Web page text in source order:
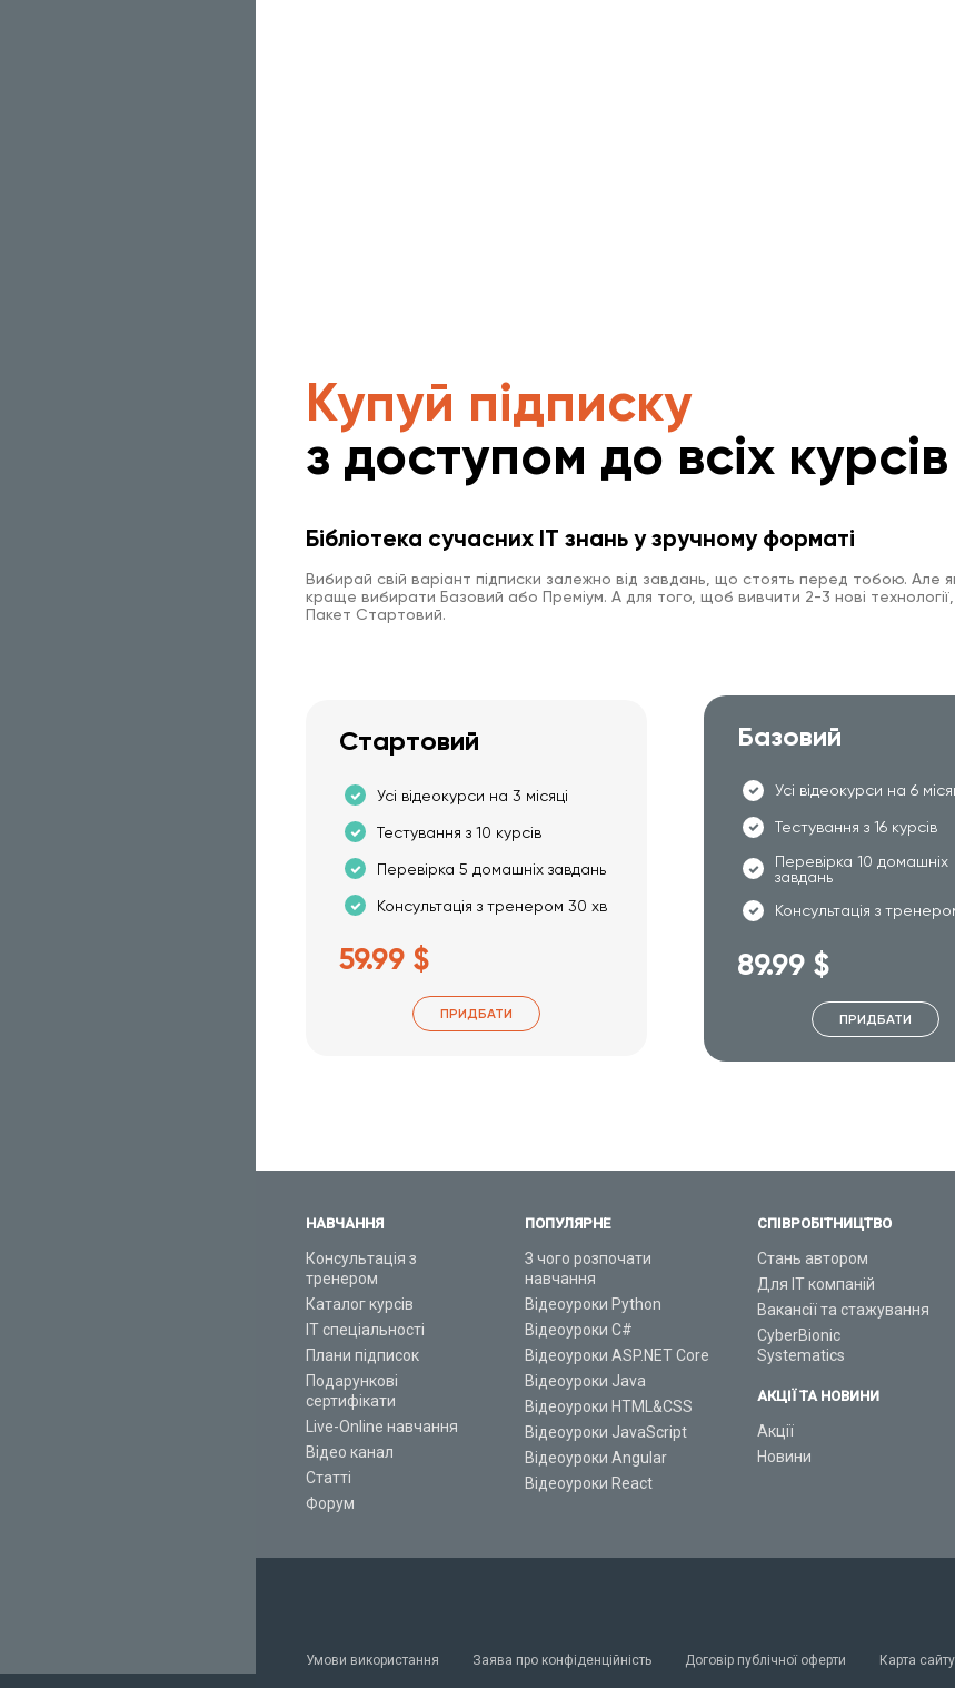
Купуй підписку
з доступом до всіх
Бібліотека сучасних IT знань у зручному форматі
Вибирай свій варіант підписки залежно від завдань, що стоять перед тобою. Але
краще вибирати Базовий або Преміум. А для того, щоб вивчити 2-3 нові
Пакет Стартовий.
Стартовий
Усі відеокурси на 3 місяці
Тестування з 10 курсів
Перевірка 5 домашніх завдань
Консультація з тренером 30 хв
59.99 $
ПРИДБАТИ
Базовий
Усі відеокурси на 6
Тестування з 16 курсів
Перевірка 10 домашніх
завдань
Консультація з
89.99 $
ПРИДБАТИ
НАВЧАННЯ
Консультація з
тренером
Каталог курсів
ІТ спеціальності
Плани підписок
Подарункові
сертифікати
Live-Online навчання
Відео канал
Статті
Форум
ПОПУЛЯРНЕ
З чого розпочати
навчання
Відеоуроки Python
Відеоуроки C#
Відеоуроки ASP.NET Core
Відеоуроки Java
Відеоуроки HTML&CSS
Відеоуроки JavaScript
Відеоуроки Angular
Відеоуроки React
СПІВРОБІТНИЦТВО
Стань автором
Для ІТ компаній
Вакансії та стажування
CyberBionic
Systematics
АКЦІЇ ТА НОВИНИ
Акції
Новини
Умови використання Заява про конфіденційність Договір публічної оферти Карта сайту